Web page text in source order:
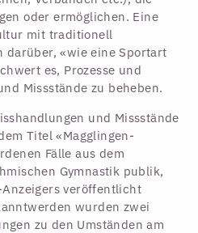
oder ermöglichen. Eine
mit traditionell
darüber, «wie eine Sportart
es, Prozesse und
Missstände zu beheben.
und Missstände
Titel «Magglingen-
Fälle aus dem
Gymnastik publik,
Anzeigers veröffentlicht
wurden zwei
zu den Umständen am